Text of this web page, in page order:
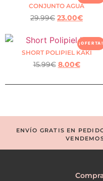
CONJUNTO AGUA
29.99€ 23.00€
¡OFERTA!
SHORT POLIPIEL KAKI
15.99€ 8.00€
ENVÍO GRATIS EN